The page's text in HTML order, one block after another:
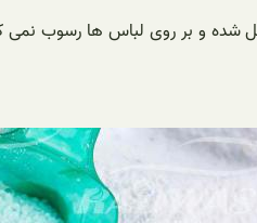
در آب حل شده و بر روی لباس